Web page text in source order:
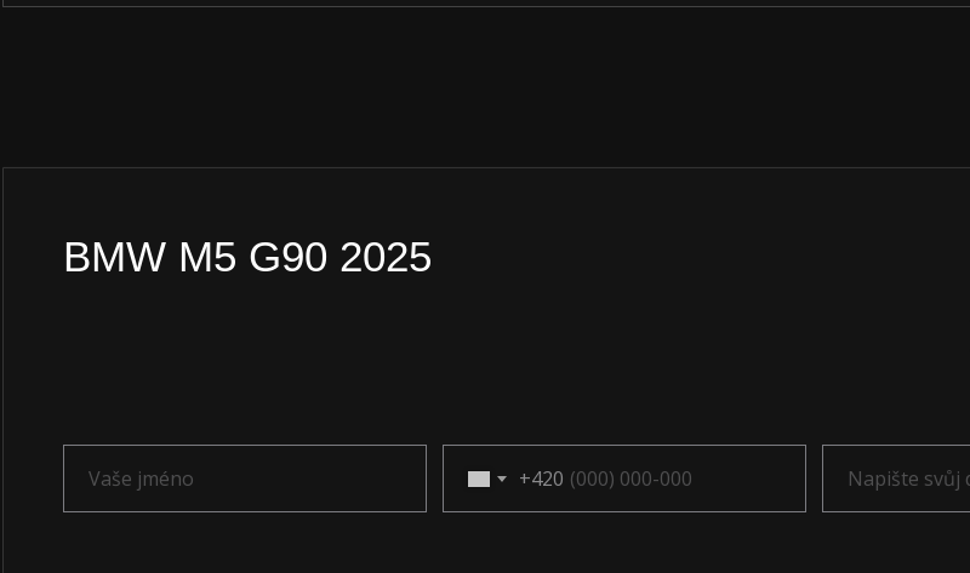
BMW M5 G90 2025
+420